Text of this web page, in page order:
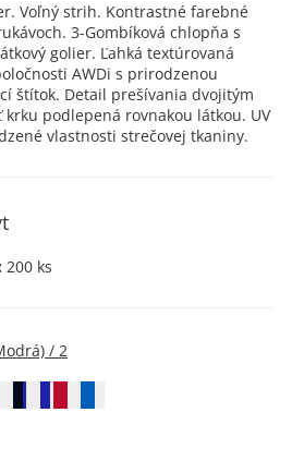
Voľný strih. Kontrastné farebné
3-Gombíková chlopňa s
golier. Ľahká textúrovaná
AWDi s prirodzenou
štítok. Detail prešívania dvojitým
podlepená rovnakou látkou. UV
vlastnosti strečovej tkaniny.
200 ks